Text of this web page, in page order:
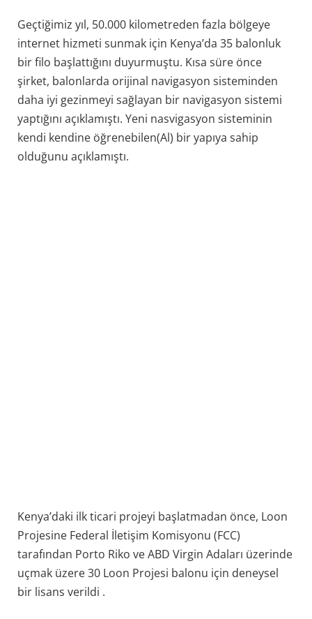
Geçtiğimiz yıl, 50.000 kilometreden fazla bölgeye
internet hizmeti sunmak için Kenya’da 35 balonluk
bir filo başlattığını duyurmuştu. Kısa süre önce
şirket, balonlarda orijinal navigasyon sisteminden
daha iyi gezinmeyi sağlayan bir navigasyon sistemi
yaptığını açıklamıştı. Yeni nasvigasyon sisteminin
kendi kendine öğrenebilen(Al) bir yapıya sahip
olduğunu açıklamıştı.
Kenya’daki ilk ticari projeyi başlatmadan önce, Loon
Projesine Federal İletişim Komisyonu (FCC)
tarafından Porto Riko ve ABD Virgin Adaları üzerinde
uçmak üzere 30 Loon Projesi balonu için deneysel
bir lisans verildi .